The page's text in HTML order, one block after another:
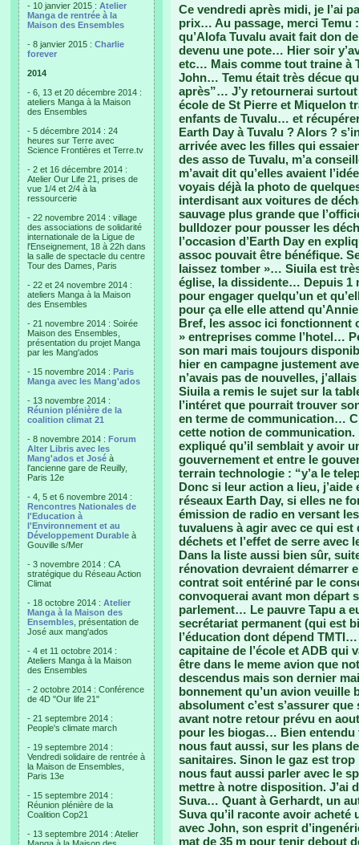
- 10 janvier 2015 : Atelier
Manga de rentrée à la
Maison des Ensembles
- 8 janvier 2015 : Charlie
forever
2014
- 6, 13 et 20 décembre 2014 :
ateliers Manga à la Maison
des Ensembles
- 5 décembre 2014 : 24
heures sur Terre avec
Science Frontières et Terre.tv
- 2 et 16 décembre 2014 :
Atelier Our Life 21, prises de
vue 1/4 et 2/4 à la
ressourcerie
- 22 novembre 2014 : village
des associations de solidarité
internationale de la Ligue de
l'Enseignement, 18 à 22h dans
la salle de spectacle du centre
Tour des Dames, Paris
- 22 et 24 novembre 2014 :
ateliers Manga à la Maison
des Ensembles
- 21 novembre 2014 : Soirée
Maison des Ensembles,
présentation du projet Manga
par les Mang'ados
- 15 novembre 2014 : Paris
Manga avec les Mang'ados
- 13 novembre 2014 :
Réunion plénière de la
coalition climat 21
- 8 novembre 2014 : Forum
Alter Libris avec les
Mang'ados et José à
l'ancienne gare de Reuilly,
Paris 12e
- 4, 5 et 6 novembre 2014 :
Rencontres Nationales de
l'Education à
l'Environnement et au
Développement Durable à
Gouville s/Mer
- 3 novembre 2014 : CA
stratégique du Réseau Action
Climat
- 18 octobre 2014 : Atelier
Manga à la Maison des
Ensembles , présentation de
José aux mang'ados
- 4 et 11 octobre 2014 :
Ateliers Manga à la Maison
des Ensembles
- 2 octobre 2014 : Conférence
de 4D "Our life 21"
- 21 septembre 2014 :
People's climate march
- 19 septembre 2014 :
Vendredi solidaire de rentrée à
la Maison de Ensembles,
Paris 13e
- 15 septembre 2014 :
Réunion plénière de la
Coalition Cop21
- 13 septembre 2014 : Atelier
Ce vendredi après midi, je l’ai
prix… Au passage, merci Temu
qu’Alofa Tuvalu avait fait don
devenu une pote… Hier soir
etc… Mais comme tout traine à
John… Temu était très décue
après”… J’y retournerai
école de St Pierre et Miquelon
enfants de Tuvalu… et
Earth Day à Tuvalu ? Alors ?
arrivée avec les filles qui
des asso de Tuvalu, m’a
m’avait dit qu’elles avaient
voyais déjà la photo de
interdisant aux voitures de
sauvage plus grande que
bulldozer pour pousser les
l’occasion d’Earth Day en
assoc pouvait être bénéfique.
laissez tomber »… Siuila est
église, la dissidente… Depuis 1
pour engager quelqu’un et
pour ça elle elle attend
Bref, les assoc ici fonctionnent
» entreprises comme l’hotel…
son mari mais toujours
hier en campagne justement
n’avais pas de nouvelles,
Siuila a remis le sujet sur la
l’intéret que pourrait trouver
en terme de communication…
cette notion de
expliqué qu’il semblait y avoir
gouvernement et entre le
terrain technologie : “y’a le
Donc si leur action a lieu,
réseaux Earth Day, si elles ne
émission de radio en versant
tuvaluens à agir avec ce qui
déchets et l’effet de serre
Dans la liste aussi bien sûr,
rénovation devraient démarrer
contrat soit entériné par le
convoquerai avant mon départ
parlement… Le pauvre Tapu a
secrétariat permanent (qui est
l’éducation dont dépend
capitaine de l’école et ADB qui
être dans le meme avion que
descendus mais son dernier
bonnement qu’un avion
absolument c’est s’assurer
avant notre retour prévu en
pour les biogas… Bien entendu
nous faut aussi, sur les plans
sanitaires. Sinon le gaz est trop
nous faut aussi parler avec le
mettre à notre disposition. J’ai
Suva… Quant à Gerhardt, un
Suva qu’il raconte avoir
avec John, son esprit
mat de 35 m pour tenir debout